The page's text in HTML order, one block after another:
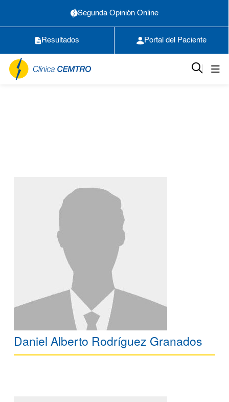
Segunda Opinión Online
Resultados Portal del Paciente
Daniel Alberto Rodríguez Granados